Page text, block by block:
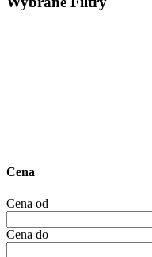
Cena
Cena od
Cena do